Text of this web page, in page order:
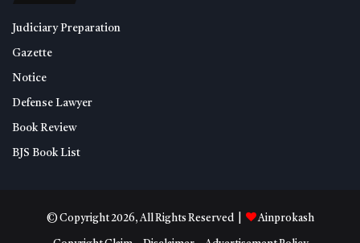
Judiciary Preparation
Gazette
Notice
Defense Lawyer
Book Review
BJS Book List
© Copyright 2026, All Rights Reserved | Ainprokash